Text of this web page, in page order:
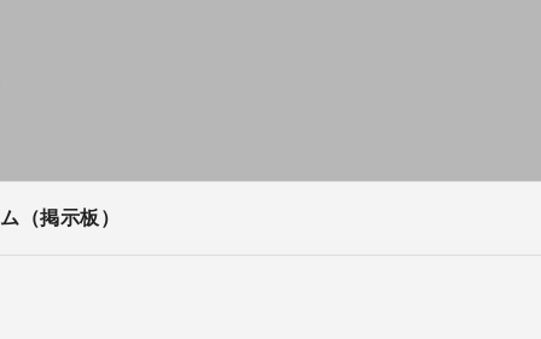
（掲示板）